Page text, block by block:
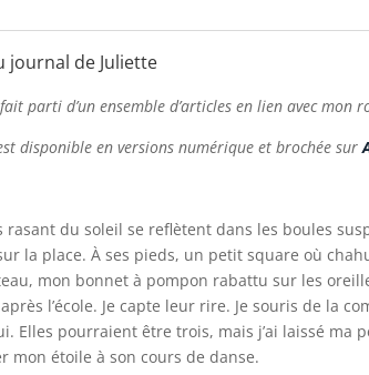
journal de Juliette
parti d’un ensemble d’articles en lien avec mon
disponible en versions numérique et brochée sur
rasant du soleil se reflètent dans les boules
la place. À ses pieds, un petit square où
mon bonnet à pompon rabattu sur les
l’école. Je capte leur rire. Je souris de la
Elles pourraient être trois, mais j’ai laissé ma
mon étoile à son cours de danse.